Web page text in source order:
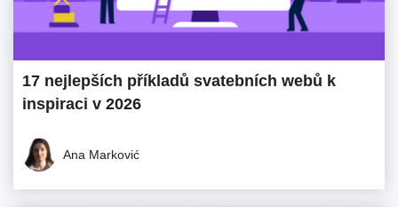
17 nejlepších příkladů svatebních webů k
inspiraci v 2026
Ana Marković